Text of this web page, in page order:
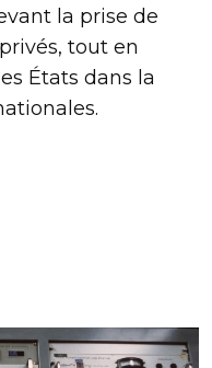
la prise de
tout en
États dans la